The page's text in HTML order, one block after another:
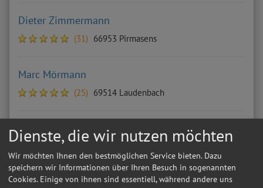
Dieter Zimmermann
(31) 66953 Pirmasens
Marc Mörmann
(25) 69514 Laudenbach
Robert Javoian
Dienste, die wir nutzen möchten
Wir möchten Ihnen den bestmöglichen Service bieten. Dazu
speichern wir Informationen über Ihren Besuch in sogenannten
Cookies. Einige von ihnen sind essentiell, während andere uns